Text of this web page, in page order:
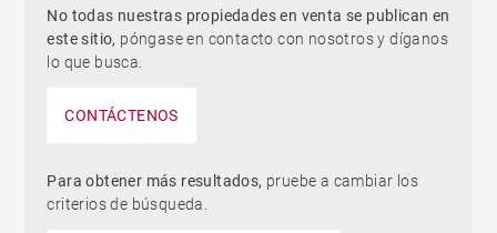
No todas nuestras propiedades en venta se publican en
este sitio, póngase en contacto con nosotros y díganos
lo que busca.
CONTÁCTENOS
Para obtener más resultados, pruebe a cambiar los
criterios de búsqueda.